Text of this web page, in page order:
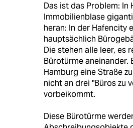
Das ist das Problem: In
Immobilienblase
heran: In der Hafencity
hauptsächlich
Die stehen alle leer, es
Bürotürme aneinander.
Hamburg eine Straße
nicht an drei "Büros zu
vorbeikommt.
Diese Bürotürme